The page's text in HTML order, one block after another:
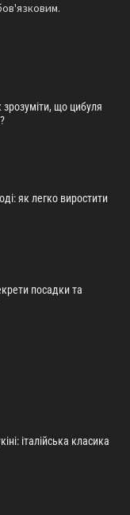
що цибуля
як легко виростити
посадки та
італійська класика